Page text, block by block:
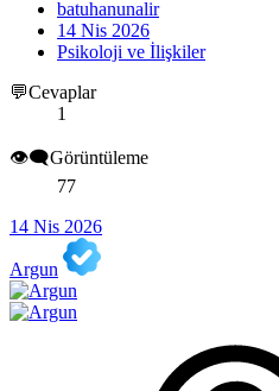
batuhanunalir
14 Nis 2026
Psikoloji ve İlişkiler
💬Cevaplar
1
👁️‍🗨️Görüntüleme
77
14 Nis 2026
Argun